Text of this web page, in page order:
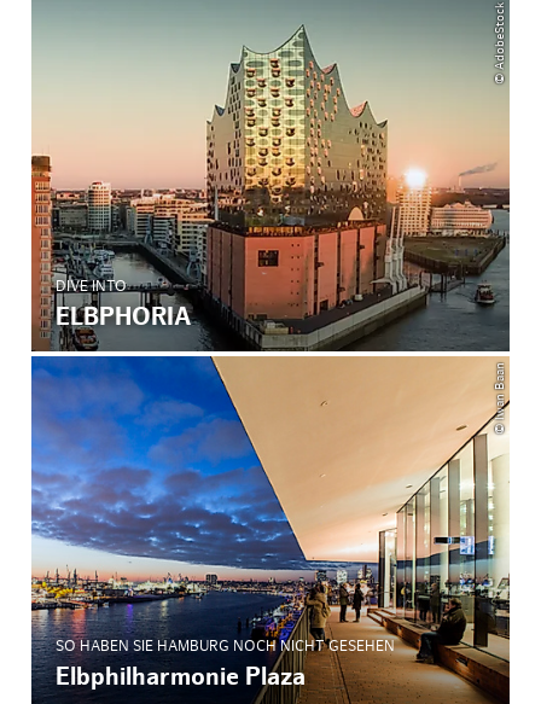
© AdobeStock
DIVE INTO
ELBPHORIA
© Iwan Baan
SO HABEN SIE HAMBURG NOCH NICHT GESEHEN
Elbphilharmonie Plaza